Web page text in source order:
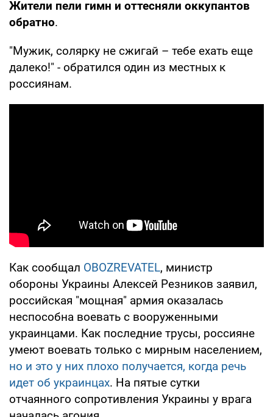
Жители пели гимн и оттесняли оккупантов
обратно.
"Мужик, солярку не сжигай – тебе ехать еще
далеко!" - обратился один из местных к
россиянам.
Как сообщал OBOZREVATEL, министр
обороны Украины Алексей Резников заявил,
российская "мощная" армия оказалась
неспособна воевать с вооруженными
украинцами. Как последние трусы, россияне
умеют воевать только с мирным населением,
но и это у них плохо получается, когда речь
идет об украинцах. На пятые сутки
отчаянного сопротивления Украины у врага